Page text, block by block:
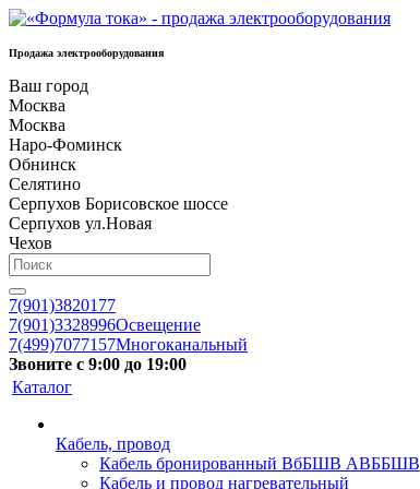
Продажа электрооборудования
Ваш город
Москва
Москва
Наро-Фоминск
Обнинск
Селятино
Серпухов Борисовское шоссе
Серпухов ул.Новая
Чехов
7(901)3820177
7(901)3328996Освещение
7(499)7077157Многоканальный
Звоните с 9:00 до 19:00
Каталог
Кабель, провод
Кабель бронированный ВбБШВ АВББШВ
Кабель и провод нагревательный